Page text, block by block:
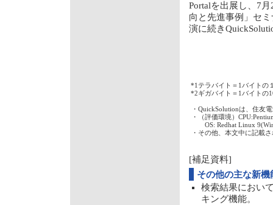
Portalを出展し、7
向と先進事例」セ
演に続き
*1 テラバイト＝1バイトの
*2ギガバイト＝1バイトの
・ QuickSolutionは、住友
・
（評価環境）
OS: Redhat Linux
・ その他、本文中に記載
[補足資料]
その他の主な新機
検索結果におい
キング機能。